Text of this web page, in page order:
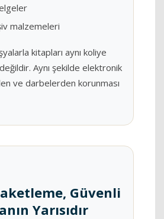
malzemeleri
kitapları aynı koliye
Aynı şekilde elektronik
ve darbelerden korunması
Güvenli
Yarısıdır